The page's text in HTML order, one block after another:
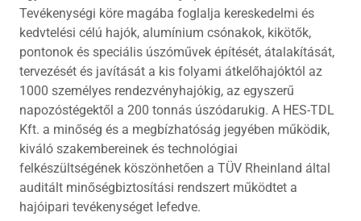
Tevékenységi köre magába foglalja kereskedelmi és
kedvtelési célú hajók, alumínium csónakok, kikötők,
pontonok és speciális úszóművek építését, átalakítását,
tervezését és javítását a kis folyami átkelőhajóktól az
1000 személyes rendezvényhajókig, az egyszerű
napozóstégektől a 200 tonnás úszódarukig. A HES-TDL
Kft. a minőség és a megbízhatóság jegyében működik,
kiváló szakembereinek és technológiai
felkészültségének köszönhetően a TÜV Rheinland által
auditált minőségbiztosítási rendszert működtet a
hajóipari tevékenységet lefedve.